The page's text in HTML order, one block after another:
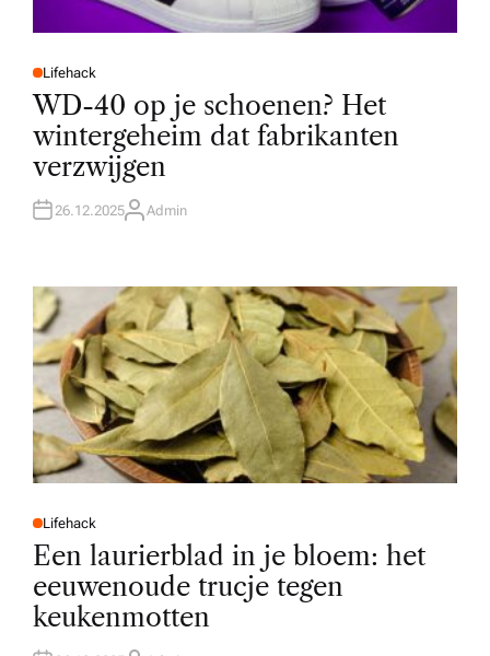
P
O
S
E
D
I
N
Lifehack
WD-40 op je schoenen? Het
wintergeheim dat fabrikanten
verzwijgen
26.12.2025A
R
Admin
P
O
E
D
N
Lifehack
Een laurierblad in je bloem: het
eeuwenoude trucje tegen
keukenmotten